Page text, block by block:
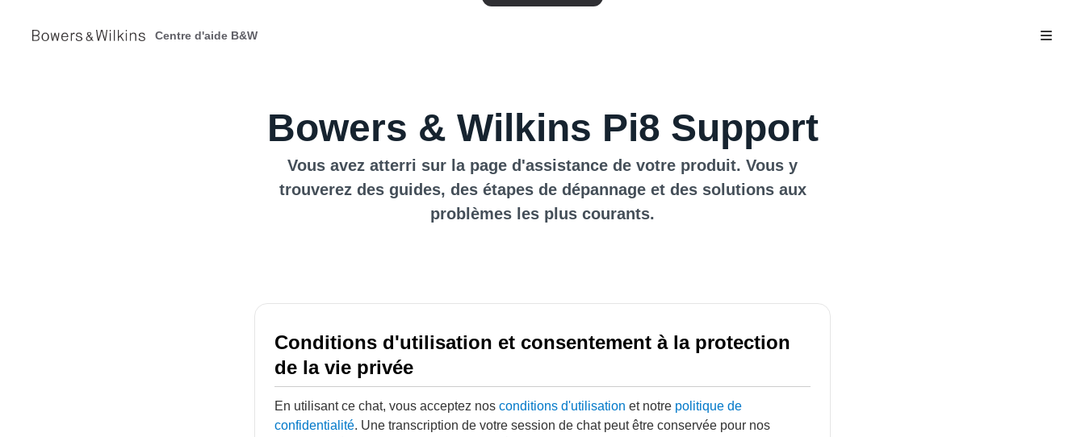
Centre d'aide B&W
Bowers & Wilkins Pi8 Support
Vous avez atterri sur la page d'assistance de votre produit. Vous y
trouverez des guides, des étapes de dépannage et des solutions aux
problèmes les plus courants.
Conditions d'utilisation et consentement à la protection
de la vie privée
En utilisant ce chat, vous acceptez nos conditions d'utilisation et notre politique de
confidentialité. Une transcription de votre session de chat peut être conservée pour nos